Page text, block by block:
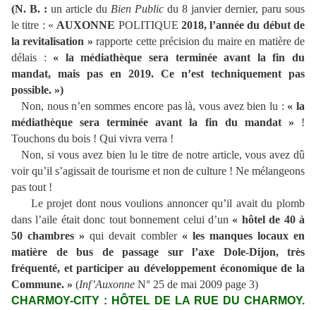
(N. B. : un article du Bien Public du 8 janvier dernier, paru sous
le titre : « AUXONNE POLITIQUE 2018, l’année du début de
la revitalisation »rapporte cette précision du maire en matière de
délais : « la médiathèque sera terminée avant la fin du
mandat, mais pas en 2019. Ce n’est techniquement pas
possible. »)
Non, nous n’en sommes encore pas là, vous avez bien lu : « la
médiathèque sera terminée avant la fin du mandat » !
Touchons du bois ! Qui vivra verra !
Non, si vous avez bien lu le titre de notre article, vous avez dû
voir qu’il s’agissait de tourisme et non de culture ! Ne mélangeons
pas tout !
Le projet dont nous voulions annoncer qu’il avait du plomb
dans l’aile était donc tout bonnement celui d’un « hôtel de 40 à
50 chambres »qui devait combler « les manques locaux en
matière de bus de passage sur l’axe Dole-Dijon, très
fréquenté, et participer au développement économique de la
Commune. » (Inf’Auxonne N° 25 de mai 2009 page 3)
CHARMOY-CITY : HÔTEL DE LA RUE DU CHARMOY.